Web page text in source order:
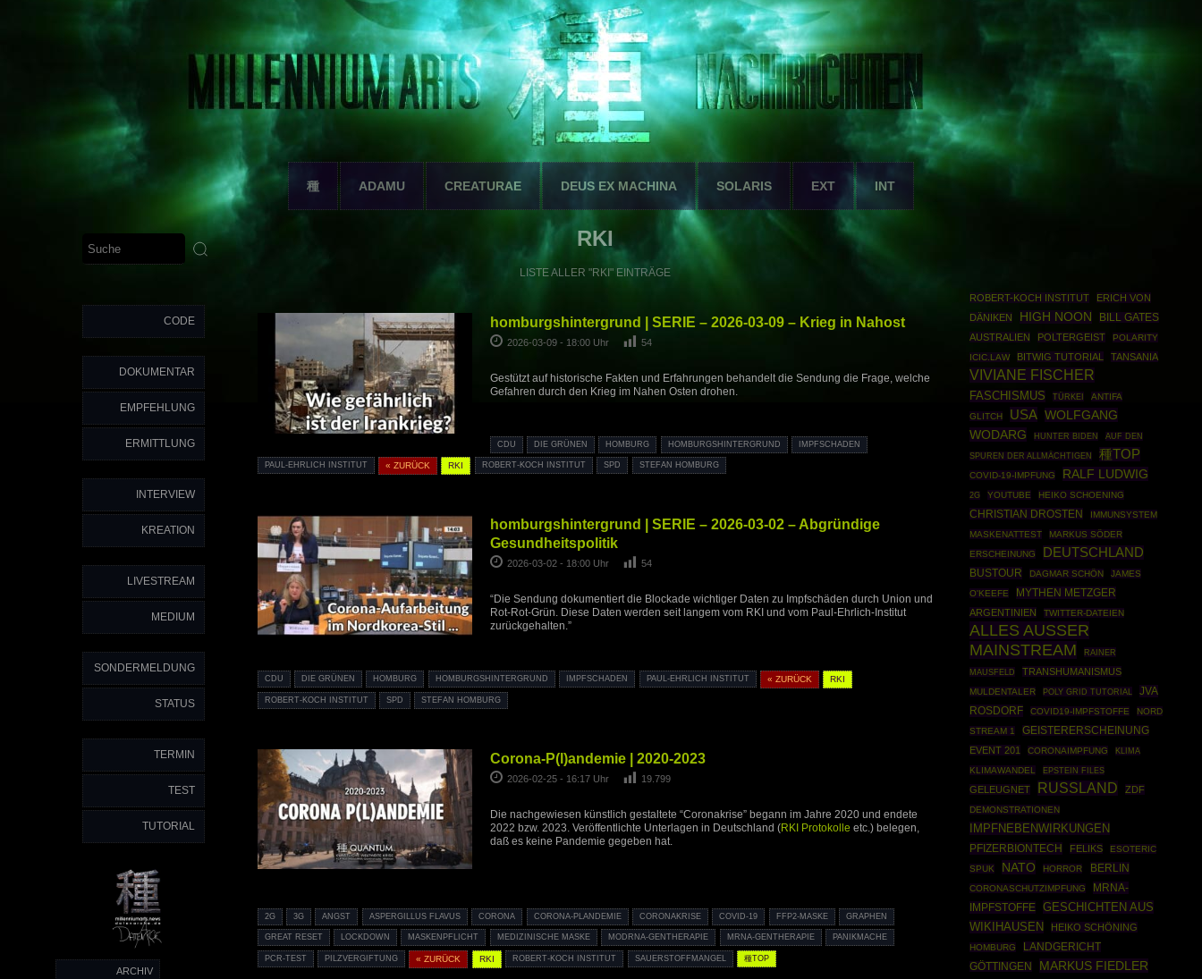
種 ADAMU CREATURAE DEUS EX MACHINA SOLARIS EXT INT
CODE
DOKUMENTAR
EMPFEHLUNG
ERMITTLUNG
INTERVIEW
KREATION
LIVESTREAM
MEDIUM
SONDERMELDUNG
STATUS
TERMIN
TEST
TUTORIAL
ARCHIV
RKI
LISTE ALLER "RKI" EINTRÄGE
homburgshintergrund | SERIE – 2026-03-09 – Krieg in Nahost
2026-03-09 - 18:00 Uhr 54
Gestützt auf historische Fakten und Erfahrungen behandelt die Sendung die Frage, welche
Gefahren durch den Krieg im Nahen Osten drohen.
CDU DIE GRÜNEN HOMBURG HOMBURGSHINTERGRUND IMPFSCHADEN
PAUL-EHRLICH INSTITUT « ZURÜCK RKI ROBERT-KOCH INSTITUT SPD STEFAN HOMBURG
homburgshintergrund | SERIE – 2026-03-02 – Abgründige
Gesundheitspolitik
2026-03-02 - 18:00 Uhr 54
“Die Sendung dokumentiert die Blockade wichtiger Daten zu Impfschäden durch Union und
Rot-Rot-Grün. Diese Daten werden seit langem vom RKI und vom Paul-Ehrlich-Institut
zurückgehalten.”
CDU DIE GRÜNEN HOMBURG HOMBURGSHINTERGRUND IMPFSCHADEN PAUL-EHRLICH INSTITUT « ZURÜCK RKI
ROBERT-KOCH INSTITUT SPD STEFAN HOMBURG
Corona-P(l)andemie | 2020-2023
2026-02-25 - 16:17 Uhr 19.799
Die nachgewiesen künstlich gestaltete “Coronakrise” begann im Jahre 2020 und endete
2022 bzw. 2023. Veröffentlichte Unterlagen in Deutschland (RKI Protokolle etc.) belegen,
daß es keine Pandemie gegeben hat.
2G 3G ANGST ASPERGILLUS FLAVUS CORONA CORONA-PLANDEMIE CORONAKRISE COVID-19 FFP2-MASKE GRAPHEN
GREAT RESET LOCKDOWN MASKENPFLICHT MEDIZINISCHE MASKE MODRNA-GENTHERAPIE MRNA-GENTHERAPIE PANIKMACHE
PCR-TEST PILZVERGIFTUNG « ZURÜCK RKI ROBERT-KOCH INSTITUT SAUERSTOFFMANGEL 種TOP
ROBERT-KOCH INSTITUT
ERICH VON
DÄNIKEN
HIGH NOON
BILL GATES
AUSTRALIEN
POLTERGEIST
POLARITY
ICIC.LAW
BITWIG TUTORIAL TANSANIA
VIVIANE FISCHER
FASCHISMUS TÜRKEI
ANTIFA
GLITCH
USA WOLFGANG
WODARG
HUNTER BIDEN AUF DEN
SPUREN DER ALLMÄCHTIGEN 種TOP
COVID-19-IMPFUNG RALF LUDWIG
2G YOUTUBE HEIKO SCHOENING
CHRISTIAN DROSTEN
IMMUNSYSTEM
MASKENATTEST
MARKUS SÖDER
ERSCHEINUNG
DEUTSCHLAND
BUSTOUR DAGMAR SCHÖN
JAMES
O'KEEFE
MYTHEN METZGER
ARGENTINIEN TWITTER-DATEIEN
ALLES AUSSER
MAINSTREAM
RAINER
MAUSFELD
TRANSHUMANISMUS
MULDENTALER POLY GRID TUTORIAL
JVA
ROSDORF
COVID19-IMPFSTOFFE
NORD
STREAM 1
GEISTERERSCHEINUNG
EVENT 201
CORONAIMPFUNG KLIMA
KLIMAWANDEL EPSTEIN FILES
GELEUGNET RUSSLAND ZDF
DEMONSTRATIONEN
IMPFNEBENWIRKUNGEN
PFIZERBIONTECH FELIKS
ESOTERIC
SPUK
NATO HORROR BERLIN
CORONASCHUTZIMPFUNG
MRNA-
IMPFSTOFFE GESCHICHTEN AUS
WIKIHAUSEN
HEIKO SCHÖNING
HOMBURG
LANDGERICHT
GÖTTINGEN
MARKUS FIEDLER